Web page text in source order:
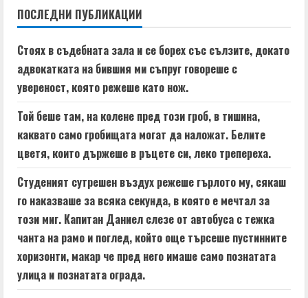
u
e
R
e
a
d
i
n
g
ПОСЛЕДНИ ПУБЛИКАЦИИ
Стоях в съдебната зала и се борех със сълзите, докато
адвокатката на бившия ми съпруг говореше с
увереност, която режеше като нож.
Той беше там, на колене пред този гроб, в тишина,
каквато само гробищата могат да наложат. Белите
цветя, които държеше в ръцете си, леко трепереха.
Студеният сутрешен въздух режеше гърлото му, сякаш
го наказваше за всяка секунда, в която е мечтал за
този миг. Капитан Даниел слезе от автобуса с тежка
чанта на рамо и поглед, който още търсеше пустинните
хоризонти, макар че пред него имаше само познатата
улица и познатата ограда.